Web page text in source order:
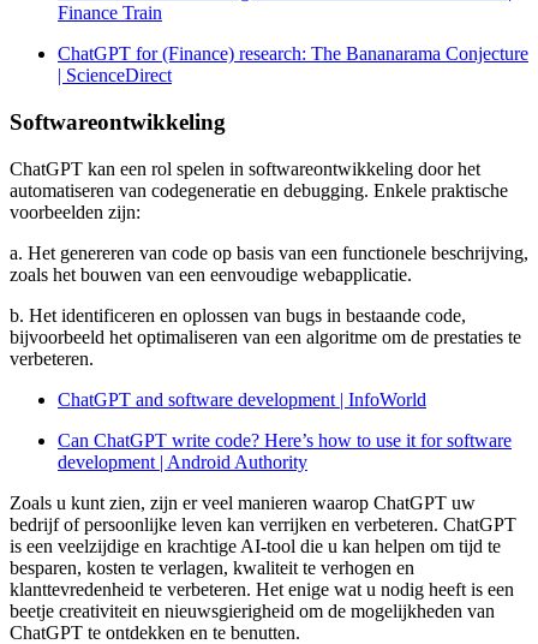
Finance Train
ChatGPT for (Finance) research: The Bananarama Conjecture
| ScienceDirect
Softwareontwikkeling
ChatGPT kan een rol spelen in softwareontwikkeling door het
automatiseren van codegeneratie en debugging. Enkele praktische
voorbeelden zijn:
a. Het genereren van code op basis van een functionele beschrijving,
zoals het bouwen van een eenvoudige webapplicatie.
b. Het identificeren en oplossen van bugs in bestaande code,
bijvoorbeeld het optimaliseren van een algoritme om de prestaties te
verbeteren.
ChatGPT and software development | InfoWorld
Can ChatGPT write code? Here’s how to use it for software
development | Android Authority
Zoals u kunt zien, zijn er veel manieren waarop ChatGPT uw
bedrijf of persoonlijke leven kan verrijken en verbeteren. ChatGPT
is een veelzijdige en krachtige AI-tool die u kan helpen om tijd te
besparen, kosten te verlagen, kwaliteit te verhogen en
klanttevredenheid te verbeteren. Het enige wat u nodig heeft is een
beetje creativiteit en nieuwsgierigheid om de mogelijkheden van
ChatGPT te ontdekken en te benutten.